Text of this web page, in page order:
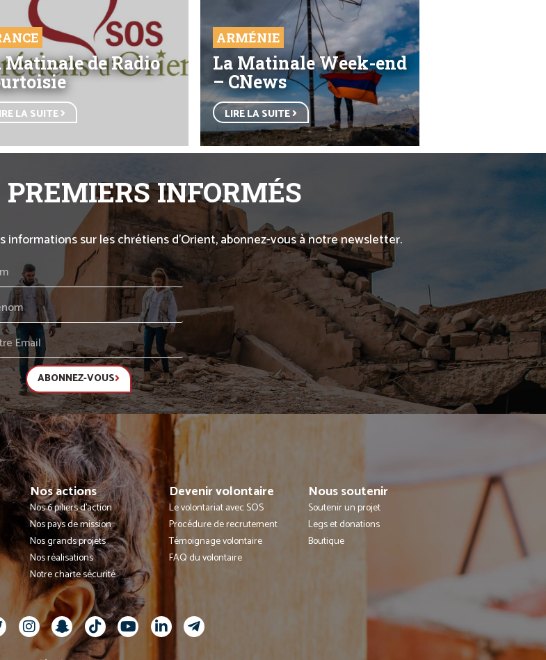
Matinale de Radio
LA SUITE
ARMÉNIE
La Matinale Week-end
– CNews
LIRE LA SUITE
PREMIERS INFORMÉS
informations sur les chrétiens d’Orient, abonnez-vous à notre newsletter.
ABONNEZ-VOUS
Nos actions
Nos 6 piliers d'action
Nos pays de mission
Nos grands projets
Nos réalisations
Notre charte sécurité
Devenir volontaire
Le volontariat avec SOS
Procédure de recrutement
Témoignage volontaire
FAQ du volontaire
Nous soutenir
Soutenir un projet
Legs et donations
Boutique